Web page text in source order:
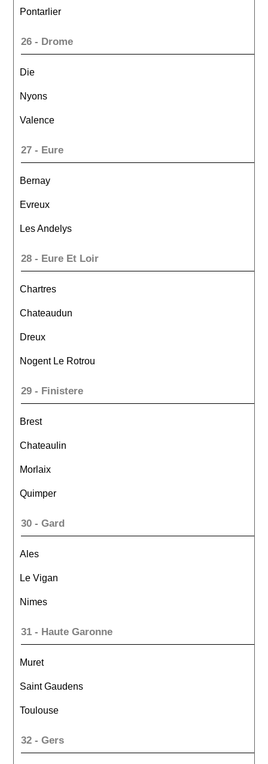
Pontarlier
26 - Drome
Die
Nyons
Valence
27 - Eure
Bernay
Evreux
Les Andelys
28 - Eure Et Loir
Chartres
Chateaudun
Dreux
Nogent Le Rotrou
29 - Finistere
Brest
Chateaulin
Morlaix
Quimper
30 - Gard
Ales
Le Vigan
Nimes
31 - Haute Garonne
Muret
Saint Gaudens
Toulouse
32 - Gers